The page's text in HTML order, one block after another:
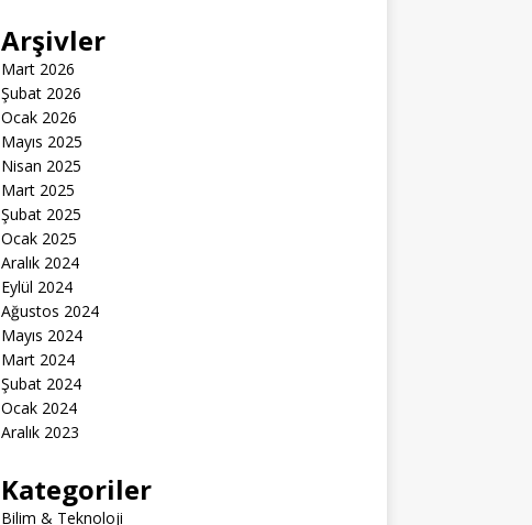
Arşivler
Mart 2026
Şubat 2026
Ocak 2026
Mayıs 2025
Nisan 2025
Mart 2025
Şubat 2025
Ocak 2025
Aralık 2024
Eylül 2024
Ağustos 2024
Mayıs 2024
Mart 2024
Şubat 2024
Ocak 2024
Aralık 2023
Kategoriler
Bilim & Teknoloji